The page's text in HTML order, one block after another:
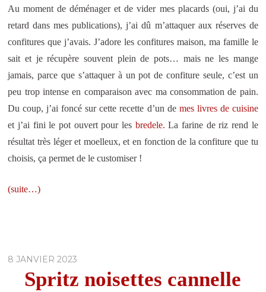
Au moment de déménager et de vider mes placards (oui, j’ai du
retard dans mes publications), j’ai dû m’attaquer aux réserves de
confitures que j’avais. J’adore les confitures maison, ma famille le
sait et je récupère souvent plein de pots… mais ne les mange
jamais, parce que s’attaquer à un pot de confiture seule, c’est un
peu trop intense en comparaison avec ma consommation de pain.
Du coup, j’ai foncé sur cette recette d’un de mes livres de cuisine
et j’ai fini le pot ouvert pour les bredele.La farine de riz rend le
résultat très léger et moelleux, et en fonction de la confiture que tu
choisis, ça permet de le customiser !
(suite…)
8 JANVIER 2023
Spritz noisettes cannelle